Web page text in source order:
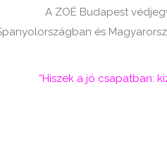
A ZOÉ Budapest
és
“Hiszek a jó csapatban: